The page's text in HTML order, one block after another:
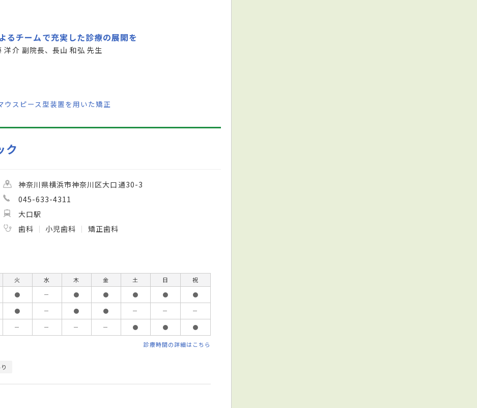
るチームで充実した診療の展開を
洋介 副院長、長山 和弘 先生
スピース型装置を用いた矯正
ク
神奈川県横浜市神奈川区大口通30-3
045-633-4311
大口駅
歯科
小児歯科 矯正歯科
火 水 木 金 土 日
祝
● － ● ● ● ●
●
● － ● ● － －
－
－ － － － ● ● ●
診療時間の詳細はこちら